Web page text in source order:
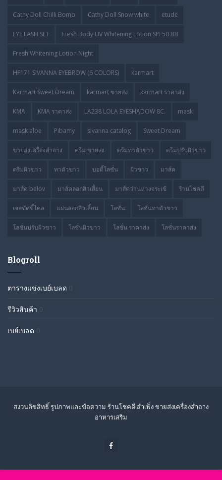
Cathy Doll Chilli Bomb Cathy Doll Snow white etude
EYE LASH SET Fresh Body UV Whitening Lotion SPF50 BB
Fresh Whitening Lotion Night
HF171 SIVANNA EYEBROW (6 COLORS) karmart
Karmart Sweet Dream karmart ขายส่ง karmart ราคาส่ง
KMA KMA ราคาส่ง LA238 LOLA EYESHADOW 8C. mask
mask aloe Pibamy sivanna catalog Sweet Dream
ขายส่งเครื่องสำอาง ครีม ขายส่ง ครีมทาตัวขาว ครีมปรับผิวขาว
ครีมผิวขาว ทาตัวขาว บอดี้โลชั่น ผิวขาว มาส์ค
มาส์ค belov มาส์คลอกสิวเสี้ยน มาส์คว่านหางจระเข้ ร้านโชคดี
เจลขัดขี้ไคล แผ่นลอกสิวเสี้ยน โลชั่น โลชั่นทาตัวขาว
โลชั่นปรับผิวขาว โลชั่นผิวขาว โลชั่น ราคาส่ง โลชั่นราคาส่ง
Blogroll
ตารางแข่งเบย์เบลด 0
รีวิวสินค้า 0
เบย์เบลด 0
สงวนลิขสิทธิ์ รูปภาพและข้อความ ร้านโชคดี สำเพ็ง ขายส่งเครื่องสำอาง
อาหารเสริม